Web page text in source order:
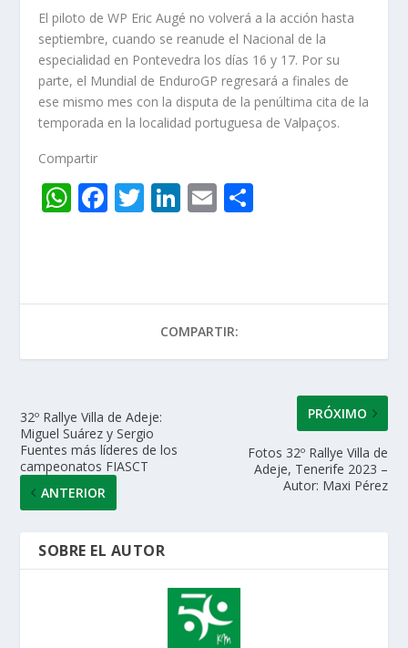
El piloto de WP Eric Augé no volverá a la acción hasta
septiembre, cuando se reanude el Nacional de la
especialidad en Pontevedra los días 16 y 17. Por su
parte, el Mundial de EnduroGP regresará a finales de
ese mismo mes con la disputa de la penúltima cita de la
temporada en la localidad portuguesa de Valpaços.
Compartir
W
A
p
F
o
k
T Li
dI
n
E
ar
r
COMPARTIR:
32º Rallye Villa de Adeje:
Miguel Suárez y Sergio
Fuentes más líderes de los
campeonatos FIASCT
ANTERIOR
PRÓXIMO
Fotos 32º Rallye Villa de
Adeje, Tenerife 2023 –
Autor: Maxi Pérez
SOBRE EL AUTOR